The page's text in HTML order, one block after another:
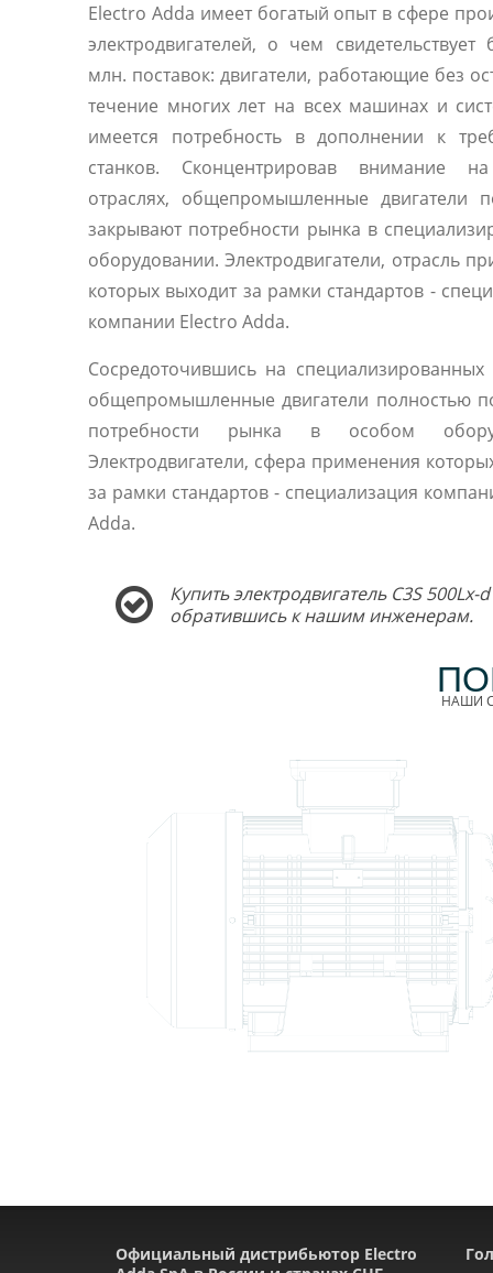
Electro Adda имеет богатый опыт в сфере
электродвигателей, о чем
млн. поставок: двигатели, работающие без
течение многих лет на всех машинах и
имеется потребность в дополнении к
станков. Сконцентрировав внимание
отраслях, общепромышленные двигатели
закрывают потребности рынка в
оборудовании. Электродвигатели, отрасль
которых выходит за рамки стандартов -
компании Electro Adda.
Сосредоточившись на специализированных
общепромышленные двигатели полностью
потребности рынка в особом
Электродвигатели, сфера применения
за рамки стандартов - специализация
Adda.
Купить электродвигатель C3S
обратившись к нашим инженерам.
НАШИ
Официальный дистрибьютор Electro